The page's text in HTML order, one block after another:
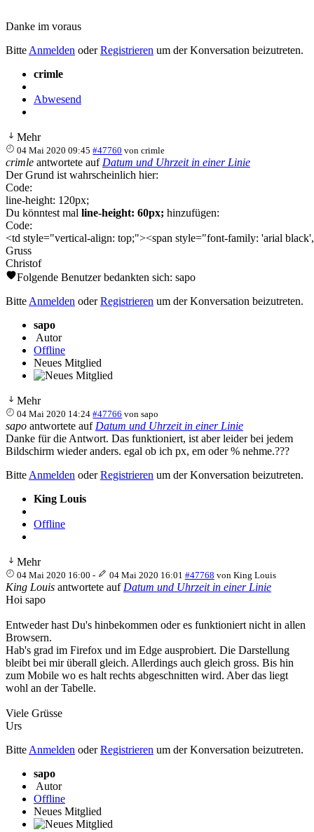
Danke im voraus
Bitte Anmelden oderRegistrieren um der Konversation beizutreten.
crimle
Abwesend
Mehr
04 Mai 2020 09:45 #47760 voncrimle
crimle antwortete auf Datum und Uhrzeit in einer Linie
Der Grund ist wahrscheinlich hier:
Code:
line-height: 120px;
Du könntest mal line-height: 60px; hinzufügen:
Code:
<td style="vertical-align: top;"><span style="font-family: 'arial
Gruss
Christof
Folgende Benutzer bedankten sich: sapo
Bitte Anmelden oderRegistrieren um der Konversation beizutreten.
sapo
Autor
Offline
Neues Mitglied
Mehr
04 Mai 2020 14:24 #47766 vonsapo
sapo antwortete auf Datum und Uhrzeit in einer Linie
Danke für die Antwort. Das funktioniert, ist aber leider bei jedem
Bildschirm wieder anders. egal ob ich px, em oder % nehme.???
Bitte Anmelden oderRegistrieren um der Konversation beizutreten.
King Louis
Offline
Mehr
04 Mai 2020 16:00 - 04 Mai 2020 16:01 #47768 von King Louis
King Louis antwortete auf Datum und Uhrzeit in einer Linie
Hoi sapo
Entweder hast Du's hinbekommen oder es funktioniert nicht in allen
Browsern.
Hab's grad im Firefox und im Edge ausprobiert. Die Darstellung
bleibt bei mir überall gleich. Allerdings auch gleich gross. Bis hin
zum Mobile wo es halt rechts abgeschnitten wird. Aber das liegt
wohl an der Tabelle.
Viele Grüsse
Urs
Bitte Anmelden oderRegistrieren um der Konversation beizutreten.
sapo
Autor
Offline
Neues Mitglied